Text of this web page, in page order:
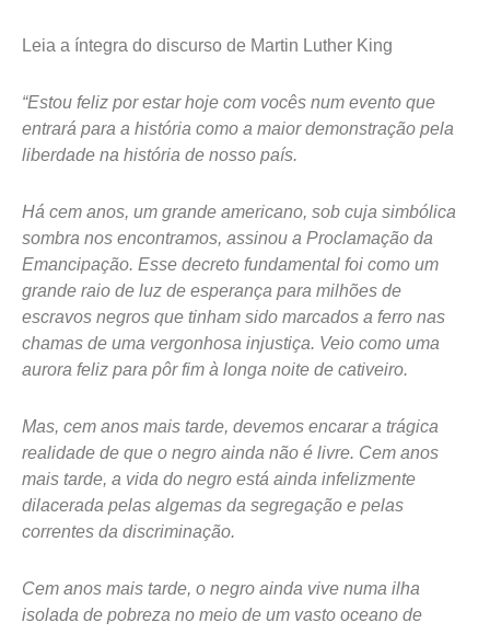
Leia a íntegra do discurso de Martin Luther King
“Estou feliz por estar hoje com vocês num evento que
entrará para a história como a maior demonstração pela
liberdade na história de nosso país.
Há cem anos, um grande americano, sob cuja simbólica
sombra nos encontramos, assinou a Proclamação da
Emancipação. Esse decreto fundamental foi como um
grande raio de luz de esperança para milhões de
escravos negros que tinham sido marcados a ferro nas
chamas de uma vergonhosa injustiça. Veio como uma
aurora feliz para pôr fim à longa noite de cativeiro.
Mas, cem anos mais tarde, devemos encarar a trágica
realidade de que o negro ainda não é livre. Cem anos
mais tarde, a vida do negro está ainda infelizmente
dilacerada pelas algemas da segregação e pelas
correntes da discriminação.
Cem anos mais tarde, o negro ainda vive numa ilha
isolada de pobreza no meio de um vasto oceano de